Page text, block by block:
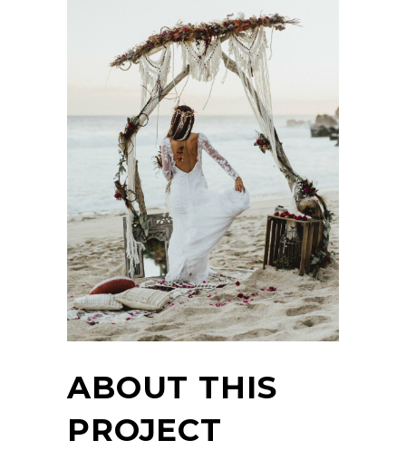
ABOUT THIS
PROJECT